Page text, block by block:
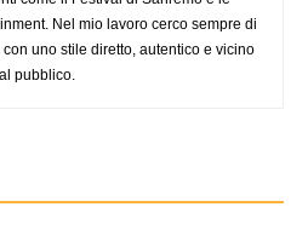
Nel mio lavoro cerco sempre di
uno stile diretto, autentico e vicino
al pubblico.